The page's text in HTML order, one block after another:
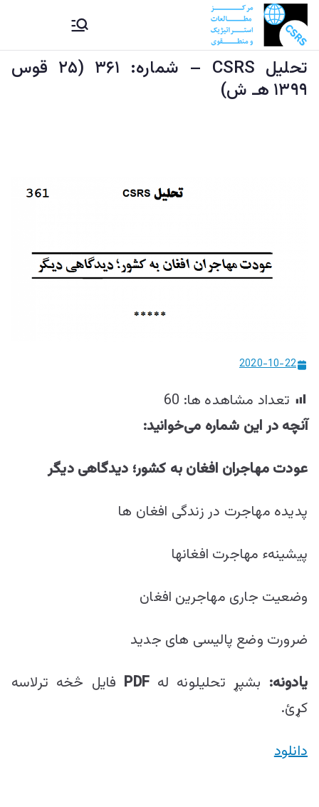
to
content
CSRS |
مرکز
و منطقوی |
ستراتېژیکو
او سیمه
مرکز مطالعات استراتیژيک و
منطقوی دستراتېژیکو او
سیمه ییزو څېړنو مرکز
تحليل CSRS – شماره:‌ ۳۶۱ (۲۵ قوس
۱۳۹۹ هـ ش)
2020-10-22
تعداد مشاهده ها: 60
آنچه در این شماره می‌خوانید:
عودت مهاجران افغان به کشور؛ دیدگاهی دیگر
پدیده مهاجرت در زندگی افغان ها
پیشینهء مهاجرت افغانها
وضعیت جاری مهاجرین افغان
ضرورت وضع پالیسی های جدید
یادونه: بشپړ تحلیلونه لهPDF فایل څخه ترلاسه
کړئ.
دانلود